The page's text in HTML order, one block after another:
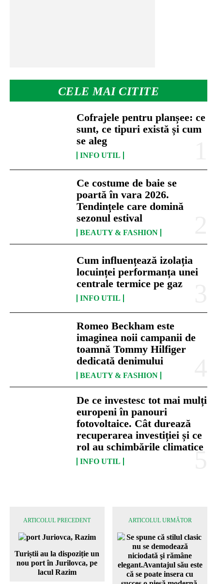
CELE MAI CITITE
Cofrajele pentru planșee: ce
sunt, ce tipuri există și cum
se aleg
INFO UTIL
Ce costume de baie se
poartă în vara 2026.
Tendințele care domină
sezonul estival
BEAUTY & FASHION
Cum influențează izolația
locuinței performanța unei
centrale termice pe gaz
INFO UTIL
Romeo Beckham este
imaginea noii campanii de
toamnă Tommy Hilfiger
dedicată denimului
BEAUTY & FASHION
De ce investesc tot mai mulți
europeni în panouri
fotovoltaice. Cât durează
recuperarea investiției și ce
rol au schimbările climatice
INFO UTIL
ARTICOLUL PRECEDENT
Turiștii au la dispoziție un
nou port în Jurilovca, pe
lacul Razim
ARTICOLUL URMĂTOR